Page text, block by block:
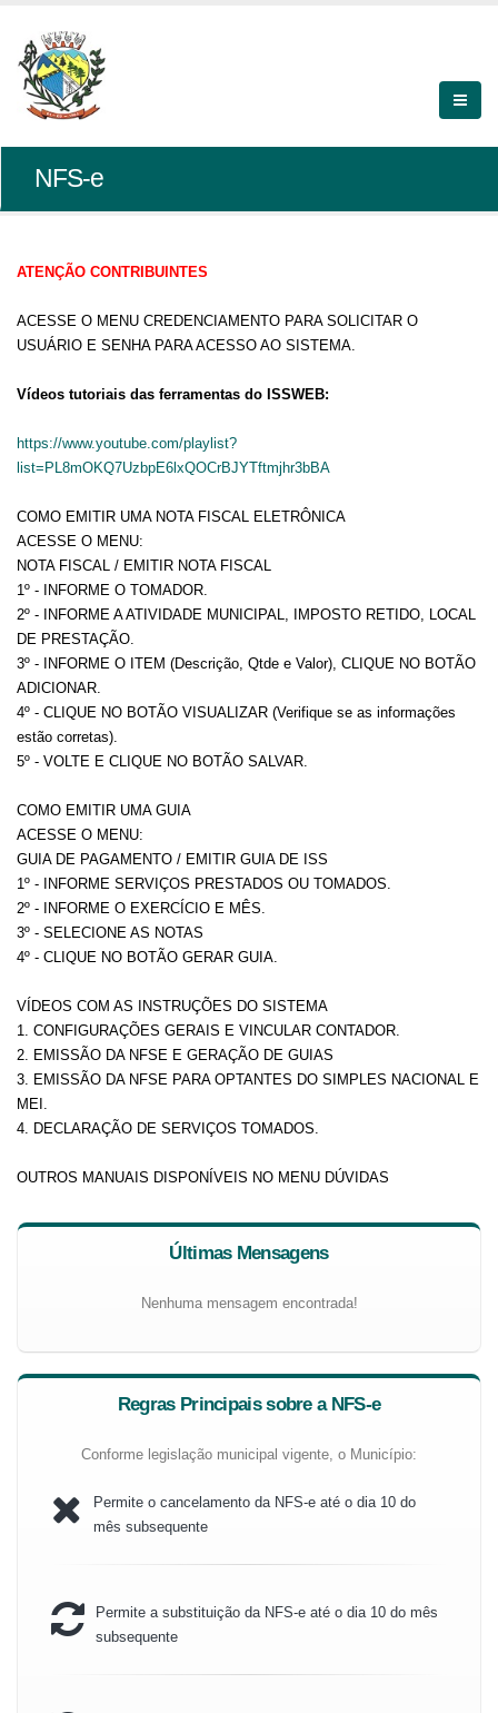
NFS-e
ATENÇÃO CONTRIBUINTES
ACESSE O MENU CREDENCIAMENTO PARA SOLICITAR O
USUÁRIO E SENHA PARA ACESSO AO SISTEMA.
Vídeos tutoriais das ferramentas do ISSWEB:
https://www.youtube.com/playlist?
list=PL8mOKQ7UzbpE6lxQOCrBJYTftmjhr3bBA
COMO EMITIR UMA NOTA FISCAL ELETRÔNICA
ACESSE O MENU:
NOTA FISCAL / EMITIR NOTA FISCAL
1º - INFORME O TOMADOR.
2º - INFORME A ATIVIDADE MUNICIPAL, IMPOSTO RETIDO, LOCAL
DE PRESTAÇÃO.
3º - INFORME O ITEM (Descrição, Qtde e Valor), CLIQUE NO BOTÃO
ADICIONAR.
4º - CLIQUE NO BOTÃO VISUALIZAR (Verifique se as informações
estão corretas).
5º - VOLTE E CLIQUE NO BOTÃO SALVAR.
COMO EMITIR UMA GUIA
ACESSE O MENU:
GUIA DE PAGAMENTO / EMITIR GUIA DE ISS
1º - INFORME SERVIÇOS PRESTADOS OU TOMADOS.
2º - INFORME O EXERCÍCIO E MÊS.
3º - SELECIONE AS NOTAS
4º - CLIQUE NO BOTÃO GERAR GUIA.
VÍDEOS COM AS INSTRUÇÕES DO SISTEMA
1. CONFIGURAÇÕES GERAIS E VINCULAR CONTADOR.
2. EMISSÃO DA NFSE E GERAÇÃO DE GUIAS
3. EMISSÃO DA NFSE PARA OPTANTES DO SIMPLES NACIONAL E
MEI.
4. DECLARAÇÃO DE SERVIÇOS TOMADOS.
OUTROS MANUAIS DISPONÍVEIS NO MENU DÚVIDAS
Últimas Mensagens
Nenhuma mensagem encontrada!
Regras Principais sobre a NFS-e
Conforme legislação municipal vigente, o Município:
Permite o cancelamento da NFS-e até o dia 10 do
mês subsequente
Permite a substituição da NFS-e até o dia 10 do mês
subsequente